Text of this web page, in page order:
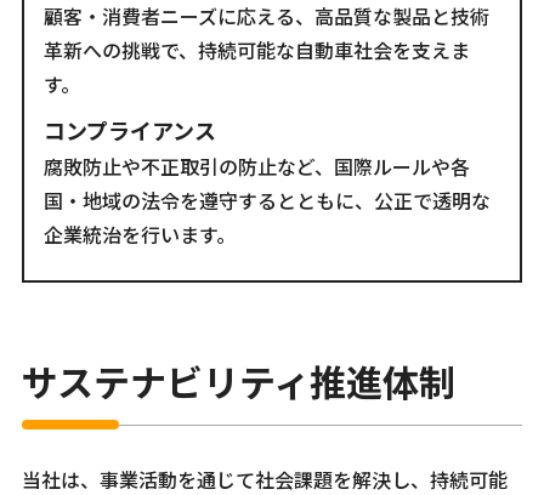
顧客・消費者ニーズに応える、高品質な製品と技術
革新への挑戦で、持続可能な自動車社会を支えま
す。
コンプライアンス
腐敗防止や不正取引の防止など、国際ルールや各
国・地域の法令を遵守するとともに、公正で透明な
企業統治を行います。
サステナビリティ推進体制
当社は、事業活動を通じて社会課題を解決し、持続可能